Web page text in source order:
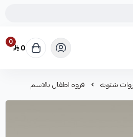
0 0
شتويه فروه اطفال بالاسم